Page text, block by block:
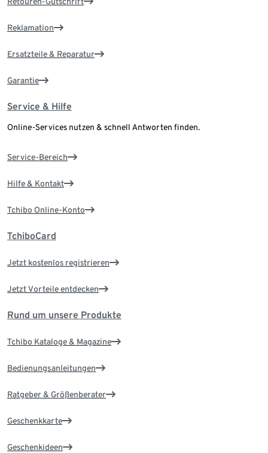
Reklamation
Ersatzteile & Reparatur
Garantie
Service & Hilfe
Online-Services nutzen & schnell Antworten finden.
Service-Bereich
Hilfe & Kontakt
Tchibo Online-Konto
TchiboCard
Jetzt kostenlos registrieren
Jetzt Vorteile entdecken
Rund um unsere Produkte
Tchibo Kataloge & Magazine
Bedienungsanleitungen
Ratgeber & Größenberater
Geschenkkarte
Geschenkideen